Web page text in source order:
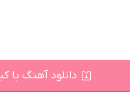
دانلود آهنگ با